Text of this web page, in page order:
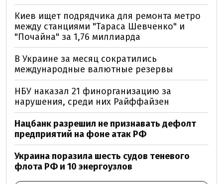
Киев ищет подрядчика для ремонта метро
между станциями "Тараса Шевченко" и
"Почайна" за 1,76 миллиарда
В Украине за месяц сократились
международные валютные резервы
НБУ наказал 21 финорганизацию за
нарушения, среди них Райффайзен
Нацбанк разрешил не признавать дефолт
предприятий на фоне атак РФ
Украина поразила шесть судов теневого
флота РФ и 10 энергоузлов